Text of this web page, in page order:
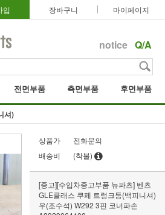
입 장바구니 마이페이지
notice Q/A
전면부품 측면부품 후면부품
셔)
상품가
전화문의
배송비
(착불)
[중고][수입차중고부품 뉴파츠] 벤츠
GLE클래스 쿠페 트렁크등(백피니셔)
우(조수석) W292 3핀 코너파손